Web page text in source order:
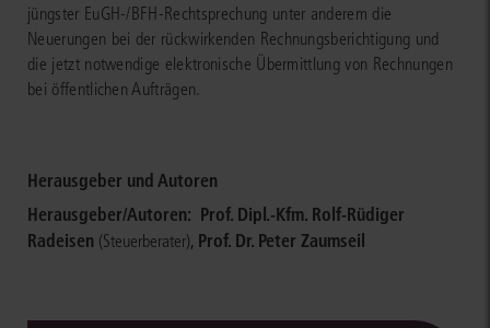
jüngster EuGH-/BFH-Rechtsprechung unter anderem die
Neuerungen bei der rückwirkenden Rechnungsberichtigung und
die jetzt notwendige elektronische Übermittlung von Rechnungen
bei öffentlichen Aufträgen.
Herausgeber und Autoren
Herausgeber/Autoren: Prof. Dipl.-Kfm. Rolf-Rüdiger
Radeisen (Steuerberater), Prof. Dr. Peter Zaumseil